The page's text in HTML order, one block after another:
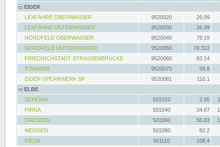
EIDER
LEXFÄHRE OBERWASSER
9520020
26.09
LEXFÄHRE UNTERWASSER
9520030
26.09
NORDFELD OBERWASSER
9520040
78.19
NORDFELD UNTERWASSER
9520050
78.312
FRIEDRICHSTADT STRASSENBRÜCKE
9520060
83.14
TÖNNING
9520070
99.8
EIDER-SPERRWERK BP
9520081
110.1
ELBE
SCHÖNA
501010 2.05
PIRNA
501040 34.67
DRESDEN
501060 55.63
MEISSEN
501080
82.2
RIESA
501110
108.4